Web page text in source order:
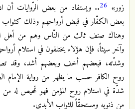
زور» 26.. ويستفاد من بعض الرّوايات أن
بعض الكفّار في قبض أرواحهم وذلك كثواب
وهناك صنف ثالث من النّاس وهم من أهل
وآخر سيئاً، فإن هؤلاء يختلفون في استلام
وشدّته، فبعضهم أخف وبعضهم أشد، وقد
روح الكافر حسب ما يظهر من رواية الإمام
شدّة في استلام روح المؤمن فهو تمحيص له من
من ذنوبه ومستحقّاً للثواب الأبدي.